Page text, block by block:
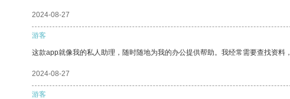
2024-08-27
游客
这款app就像我的私人助理，随时随地为我的办公提供帮助。我经常需要查找资料
2024-08-27
游客